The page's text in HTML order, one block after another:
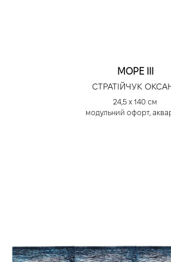
МОРЕ ІІІ
СТРАТІЙЧУК
24,5 х 140 см
модульний офорт,